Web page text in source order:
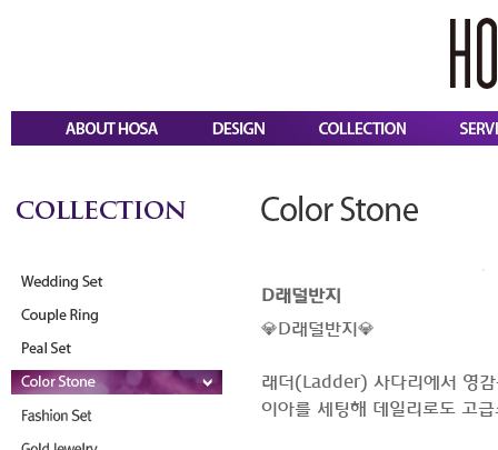
D래덜반지
💎D래덜반지💎
래더(Ladder) 사다리에서 영
이아를 세팅해 데일리로도 고